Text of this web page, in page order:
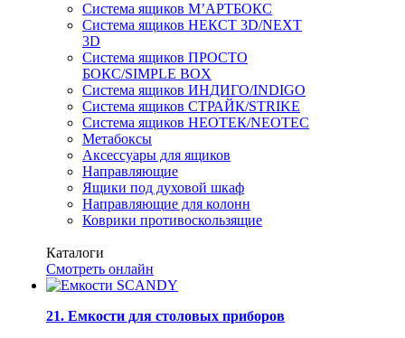
Система ящиков М’АРТБОКС
Система ящиков НЕКСТ 3D/NEXT
3D
Система ящиков ПРОСТО
БОКС/SIMPLE BOX
Система ящиков ИНДИГО/INDIGO
Система ящиков СТРАЙК/STRIKE
Система ящиков НЕОТЕК/NEOTEC
Метабоксы
Аксессуары для ящиков
Направляющие
Ящики под духовой шкаф
Направляющие для колонн
Коврики противоскользящие
Каталоги
Смотреть онлайн
21. Емкости для столовых приборов